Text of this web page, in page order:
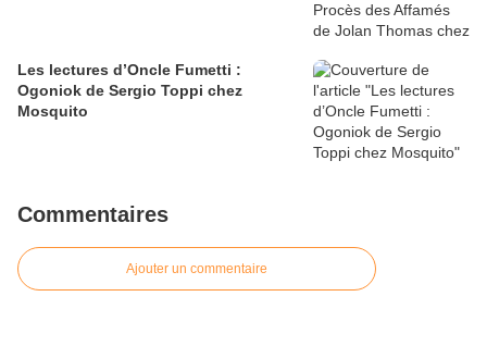
Les lectures d’Oncle Fumetti :
Ogoniok de Sergio Toppi chez
Mosquito
Commentaires
Ajouter un commentaire